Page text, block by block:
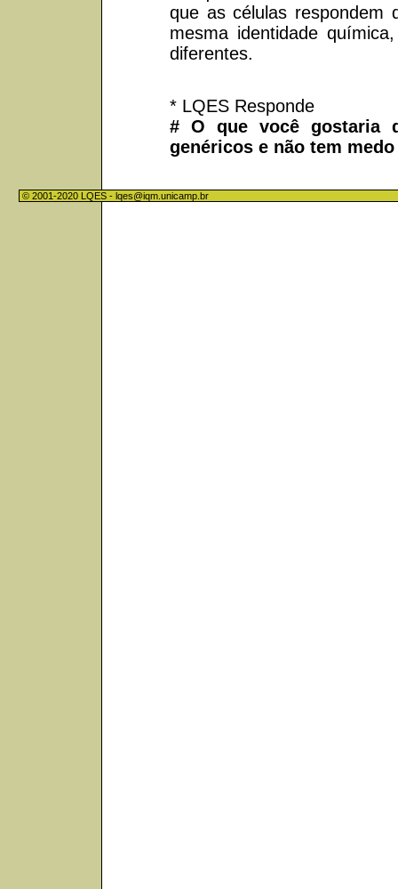
que as células respondem
mesma identidade
diferentes.
* LQES Responde
# O que você gostaria
genéricos e não tem
© 2001-2020 LQES - lqes@iqm.unicamp.br